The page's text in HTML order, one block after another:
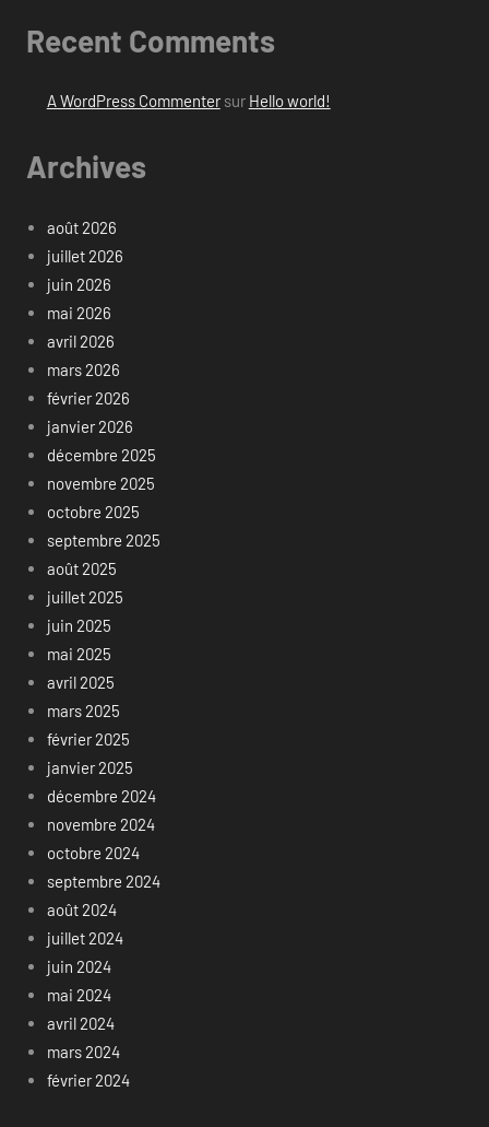
Recent Comments
A WordPress Commentersur Hello world!
Archives
août 2026
juillet 2026
juin 2026
mai 2026
avril 2026
mars 2026
février 2026
janvier 2026
décembre 2025
novembre 2025
octobre 2025
septembre 2025
août 2025
juillet 2025
juin 2025
mai 2025
avril 2025
mars 2025
février 2025
janvier 2025
décembre 2024
novembre 2024
octobre 2024
septembre 2024
août 2024
juillet 2024
juin 2024
mai 2024
avril 2024
mars 2024
février 2024